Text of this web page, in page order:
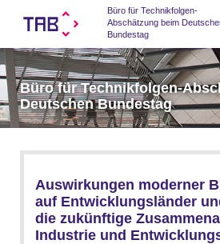
Büro für Technikfolgen-
Abschätzung beim
Bundestag
Büro für Technikfolgen-
Deutschen Bundestag
Auswirkungen moderner
auf Entwicklungsländer
die zukünftige
Industrie und